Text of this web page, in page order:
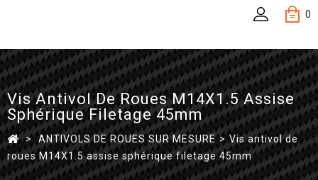
0
Vis Antivol De Roues M14X1.5 Assise
Sphérique Filetage 45mm
> ANTIVOLS DE ROUES SUR MESURE > Vis antivol de
roues M14X1.5 assise sphérique filetage 45mm